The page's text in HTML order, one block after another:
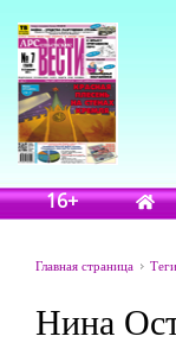
16+
Главная страница Теги
Нина